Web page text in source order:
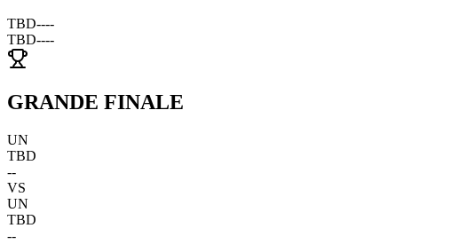
TBD----
TBD----
GRANDE FINALE
UN
TBD
--
VS
UN
TBD
--